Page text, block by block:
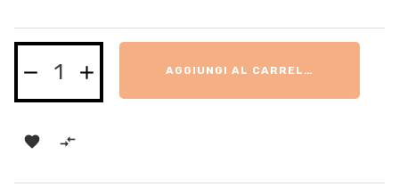
AGGIUNGI AL CARRELLO
 